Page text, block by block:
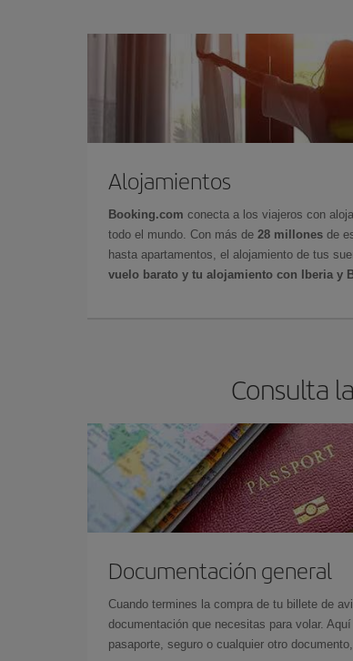
Alojamientos
Booking.com conecta a los viajeros con
todo el mundo. Con más de 28 millones de
hasta apartamentos, el alojamiento de tus
vuelo barato y tu alojamiento con Iberia y
Consulta
Documentación general
Cuando termines la compra de tu billete de
documentación que necesitas para volar.
pasaporte, seguro o cualquier otro